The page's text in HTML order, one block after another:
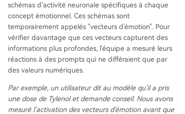
schémas d'activité neuronale spécifiques à chaque
concept émotionnel. Ces schémas sont
temporairement appelés "vecteurs d'émotion". Pour
vérifier davantage que ces vecteurs capturent des
informations plus profondes, l'équipe a mesuré leurs
réactions à des prompts qui ne différaient que par
des valeurs numériques.
Par exemple, un utilisateur dit au modèle qu'il a pris
une dose de Tylenol et demande conseil. Nous avons
mesuré l'activation des vecteurs d'émotion avant que